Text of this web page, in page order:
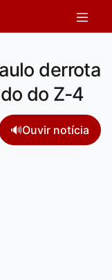
derrota
do Z-4
🔊Ouvir notícia